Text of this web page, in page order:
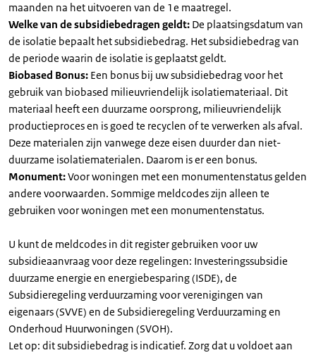
maanden na het uitvoeren van de 1e maatregel.
Welke van de subsidiebedragen geldt: De plaatsingsdatum van
de isolatie bepaalt het subsidiebedrag. Het subsidiebedrag van
de periode waarin de isolatie is geplaatst geldt.
Biobased Bonus: Een bonus bij uw subsidiebedrag voor het
gebruik van biobased milieuvriendelijk isolatiemateriaal. Dit
materiaal heeft een duurzame oorsprong, milieuvriendelijk
productieproces en is goed te recyclen of te verwerken als afval.
Deze materialen zijn vanwege deze eisen duurder dan niet-
duurzame isolatiematerialen. Daarom is er een bonus.
Monument:Voor woningen met een monumentenstatus gelden
andere voorwaarden. Sommige meldcodes zijn alleen te
gebruiken voor woningen met een monumentenstatus.
U kunt de meldcodes in dit register gebruiken voor uw
subsidieaanvraag voor deze regelingen: Investeringssubsidie
duurzame energie en energiebesparing (ISDE), de
Subsidieregeling verduurzaming voor verenigingen van
eigenaars (SVVE) en de Subsidieregeling Verduurzaming en
Onderhoud Huurwoningen (SVOH).
Let op: dit subsidiebedrag is indicatief. Zorg dat u voldoet aan